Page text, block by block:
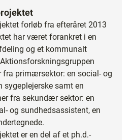
forløb fra efteråret 2013
har været forankret i en
og et kommunalt
fra primærsektor: en social- og
sygeplejerske samt en
fra sekundær sektor: en
og sundhedsassistent, en
er en del af et ph.d.-